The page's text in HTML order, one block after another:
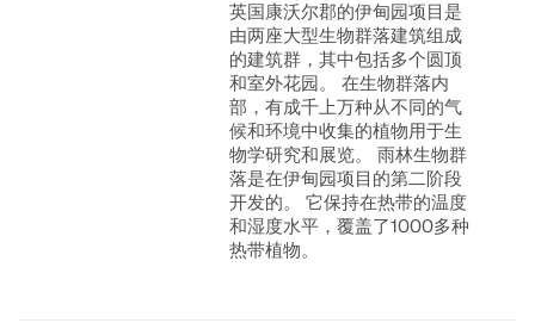
英国康沃尔郡的伊甸园项目是
由两座大型生物群落建筑组成
的建筑群，其中包括多个圆顶
和室外花园。 在生物群落内
部，有成千上万种从不同的气
候和环境中收集的植物用于生
物学研究和展览。 雨林生物群
落是在伊甸园项目的第二阶段
开发的。 它保持在热带的温度
和湿度水平，覆盖了1000多种
热带植物。